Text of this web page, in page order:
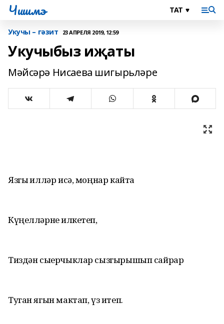
Чишмэ
Укучы – гәзит 23 АПРЕЛЯ 2019, 12:59
Укучыбыз иҗаты
Мәйсәрә Нисаева шигырьләре
Язгы җилләр исә, моңнар кайта
Күңелләрне җилкетеп,
Тиздән сыерчыклар сызгырышып сайрар
Туган ягын мактап, үз итеп.